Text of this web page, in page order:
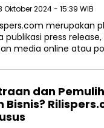
Oktober 2024 - 15:39 WIB
publikasi press
media online atau
dan
Bisnis?